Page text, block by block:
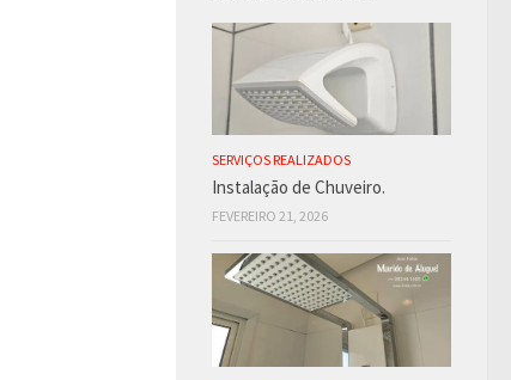
SERVIÇOS REALIZADOS
Instalação de Chuveiro.
FEVEREIRO 21, 2026